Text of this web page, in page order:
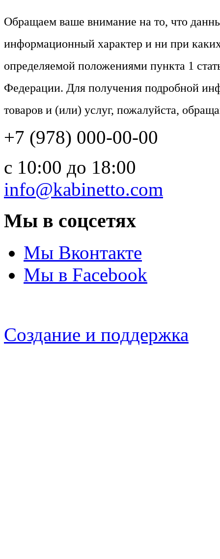
Обращаем ваше внимание на то, что
информационный характер и ни при
определяемой положениями пункта 1
Федерации. Для получения подробной
товаров и (или) услуг, пожалуйста,
+7 (978) 000-00-00
c 10:00 до 18:00
info@kabinetto.com
Мы в соцсетях
Мы Вконтакте
Мы в Facebook
Создание и поддержка